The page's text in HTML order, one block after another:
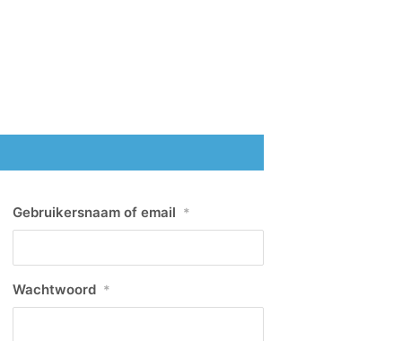
Gebruikersnaam of email *
Wachtwoord *